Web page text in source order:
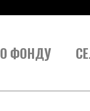
О ФОНДУ